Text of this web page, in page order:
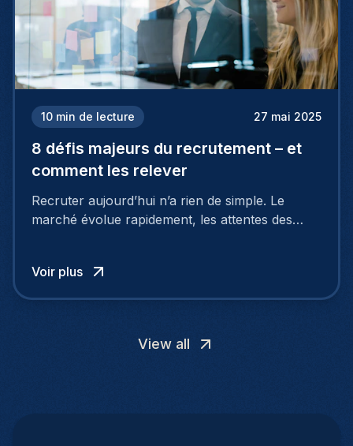
10 min de lecture 27 mai 2025
8 défis majeurs du recrutement – et
comment les relever
Recruter aujourd’hui n’a rien de simple. Le
marché évolue rapidement, les attentes des
profils qualifiés, processus trop longs, mauvaise
image employeur… Et surtout : les candidats ne
Voir plus
View all